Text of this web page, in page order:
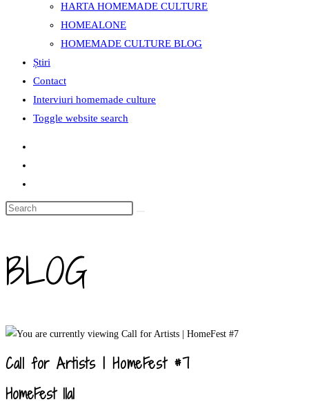
HARTA HOMEMADE CULTURE
HOMEALONE
HOMEMADE CULTURE BLOG
Știri
Contact
Interviuri homemade culture
Toggle website search
BLOG
Call for Artists | HomeFest #7
HomeFest 1la1